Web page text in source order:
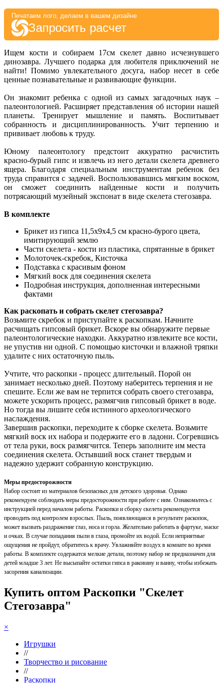
Печатаем лого, делаем в вашем дизайне
Запросить расчет
Ищем кости и собираем 17см скелет давно исчезнувшего
динозавра. Лучшего подарка для любителя приключений не
найти! Помимо увлекательного досуга, набор несет в себе
ценные познавательные и развивающие функции.
Он знакомит ребенка с одной из самых загадочных наук –
палеонтологией. Расширяет представления об истории нашей
планеты. Тренирует мышление и память. Воспитывает
собранность и дисциплинированность. Учит терпению и
прививает любовь к труду.
Юному палеонтологу предстоит аккуратно расчистить
красно-бурый гипс и извлечь из него детали скелета древнего
ящера. Благодаря специальным инструментам ребенок без
труда справится с задачей. Воспользовавшись мягким воском,
он сможет соединить найденные кости и получить
потрясающий музейный экспонат в виде скелета стегозавра.
В комплекте
Брикет из гипса 11,5х9х4,5 см красно-бурого цвета,
имитирующий землю
Части скелета - кости из пластика, спрятанные в брикет
Молоточек-скребок, Кисточка
Подставка с красивым фоном
Мягкий воск для соединения скелета
Подробная инструкция, дополненная интересными
фактами
Как раскопать и собрать скелет стегозавра?
Возьмите скребок и приступайте к раскопкам. Начните
расчищать гипсовый брикет. Вскоре вы обнаружите первые
палеонтологические находки. Аккуратно извлеките все кости,
не упустив ни одной. С помощью кисточки и влажной тряпки
удалите с них остаточную пыль.
Учтите, что раскопки - процесс длительный. Порой он
занимает несколько дней. Поэтому наберитесь терпения и не
спешите. Если же вам не терпится собрать своего стегозавра,
можете ускорить процесс, размягчив гипсовый брикет в воде.
Но тогда вы лишите себя истинного археологического
наслаждения.
Завершив раскопки, переходите к сборке скелета. Возьмите
мягкий воск их набора и подержите его в ладони. Согревшись
от тела руки, воск размягчится. Теперь заполните им места
соединения скелета. Остывший воск станет твердым и
надежно удержит собранную конструкцию.
Меры предосторожности
Набор состоит из материалов безопасных для детского здоровья. Однако
рекомендуем соблюдать меры предосторожности при работе с ним. Ознакомьтесь с
инструкцией перед началом работы. Раскопки и сборку скелета рекомендуется
проводить под контролем взрослых. Пыль, появляющаяся в результате раскопок,
может вызвать раздражение глаз, носа и горла. Желательно работать в фартуке, маске
и очках. В случае попадания пыли в глаза, промойте их водой. Если неприятные
ощущения не пройдут, обратитесь к врачу. Увлажняйте воздух в комнате во время
работы. В комплекте содержатся мелкие детали, поэтому набор не предназначен для
детей младше 3 лет. Не высыпайте остатки гипса в раковину и ванну, чтобы избежать
засорения канализации.
Купить оптом Раскопки "Скелет
Стегозавра"
×
Игрушки
//
Творчество и рисование
//
Раскопки